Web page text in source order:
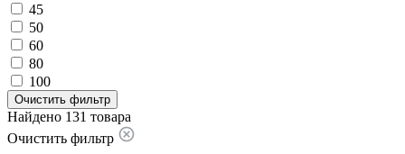
45
50
60
80
100
Очистить фильтр
Найдено 131 товара
Очистить фильтр